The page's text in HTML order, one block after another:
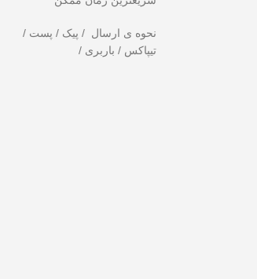
نحوه ی ارسال / پیک / پست /
تیپاکس / باربری /